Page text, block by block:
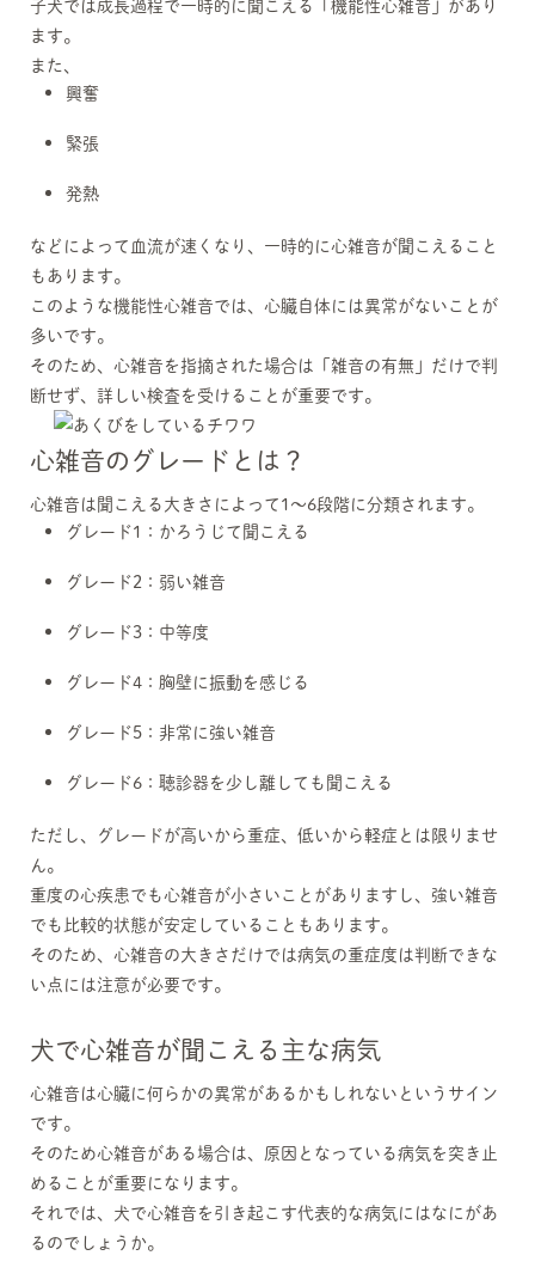
子犬では成長過程で一時的に聞こえる「機能性心雑音」があり
ます。
また、
興奮
緊張
発熱
などによって血流が速くなり、一時的に心雑音が聞こえること
もあります。
このような機能性心雑音では、心臓自体には異常がないことが
多いです。
そのため、心雑音を指摘された場合は「雑音の有無」だけで判
断せず、詳しい検査を受けることが重要です。
心雑音のグレードとは？
心雑音は聞こえる大きさによって1〜6段階に分類されます。
グレード1：かろうじて聞こえる
グレード2：弱い雑音
グレード3：中等度
グレード4：胸壁に振動を感じる
グレード5：非常に強い雑音
グレード6：聴診器を少し離しても聞こえる
ただし、グレードが高いから重症、低いから軽症とは限りませ
ん。
重度の心疾患でも心雑音が小さいことがありますし、強い雑音
でも比較的状態が安定していることもあります。
そのため、心雑音の大きさだけでは病気の重症度は判断できな
い点には注意が必要です。
犬で心雑音が聞こえる主な病気
心雑音は心臓に何らかの異常があるかもしれないというサイン
です。
そのため心雑音がある場合は、原因となっている病気を突き止
めることが重要になります。
それでは、犬で心雑音を引き起こす代表的な病気にはなにがあ
るのでしょうか。